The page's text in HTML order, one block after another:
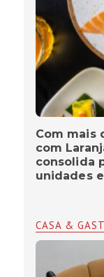
Com mais
com
consolida
unidades
CASA &